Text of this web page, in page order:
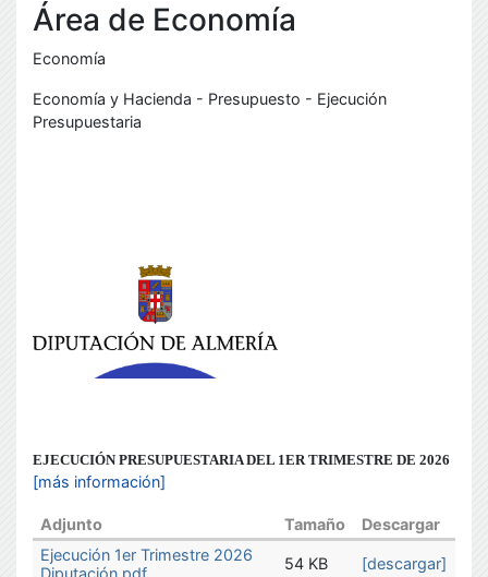
Área de Economía
Economía
Economía y Hacienda - Presupuesto - Ejecución
Presupuestaria
EJECUCIÓN PRESUPUESTARIA DEL 1ER TRIMESTRE DE 2026
[más información]
Adjunto Tamaño
Descargar
Ejecución 1er Trimestre 2026
Diputación.pdf
54 KB [descargar]